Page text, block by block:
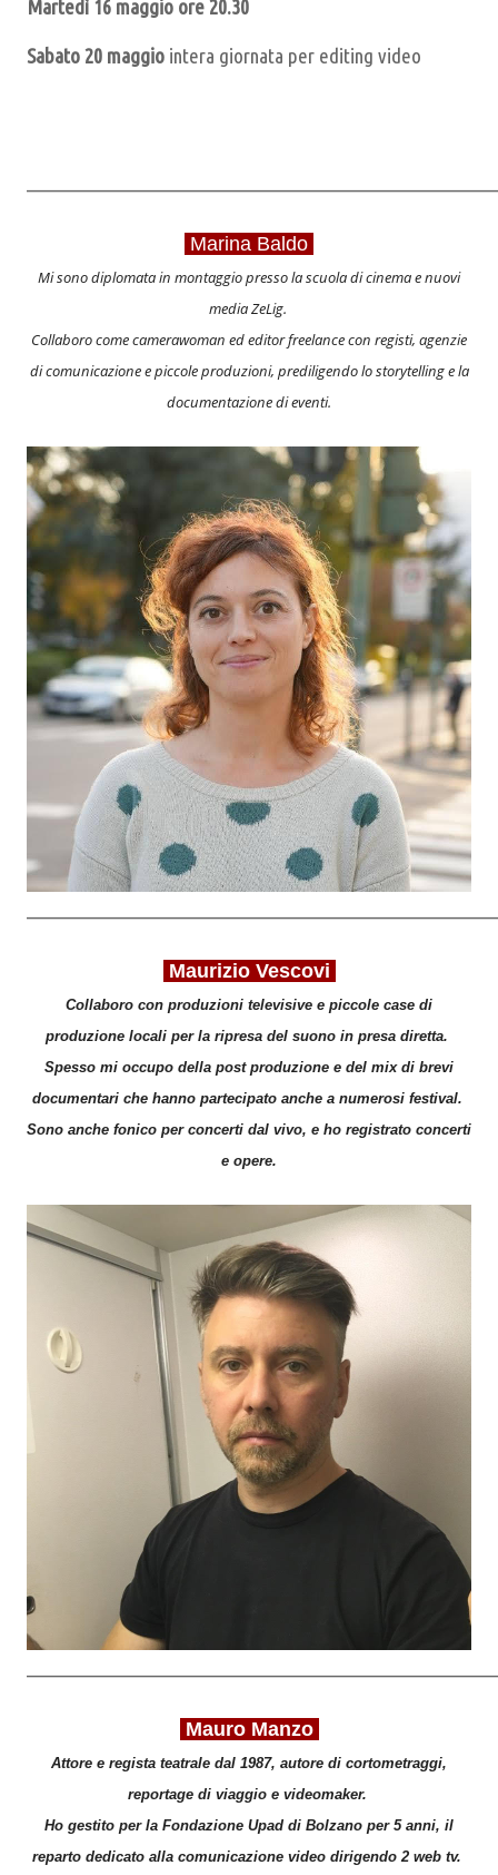
Martedì 16 maggio ore 20.30
Sabato 20 maggio intera giornata per editing video
Marina Baldo
Mi sono diplomata in montaggio presso la scuola di cinema e nuovi
media ZeLig.
Collaboro come camerawoman ed editor freelance con registi, agenzie
di comunicazione e piccole produzioni, prediligendo lo storytelling e la
documentazione di eventi.
Maurizio Vescovi
Collaboro con produzioni televisive e piccole case di
produzione locali per la ripresa del suono in presa diretta.
Spesso mi occupo della post produzione e del mix di brevi
documentari che hanno partecipato anche a numerosi festival.
Sono anche fonico per concerti dal vivo, e ho registrato concerti
e opere.
Mauro Manzo
Attore e regista teatrale dal 1987, autore di cortometraggi,
reportage di viaggio e videomaker.
Ho gestito per la Fondazione Upad di Bolzano per 5 anni, il
reparto dedicato alla comunicazione video dirigendo 2 web tv.